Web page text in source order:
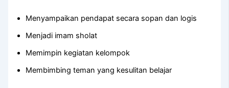
Menyampaikan pendapat secara sopan dan logis
Menjadi imam sholat
Memimpin kegiatan kelompok
Membimbing teman yang kesulitan belajar